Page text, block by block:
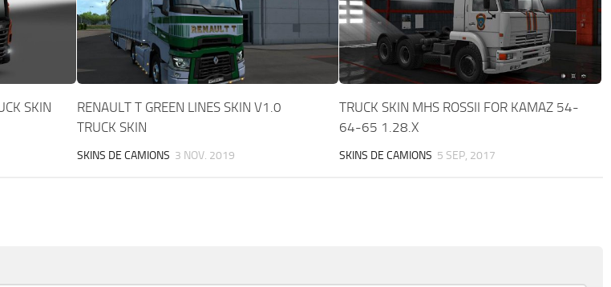
SKIN
RENAULT T GREEN LINES SKIN V1.0
TRUCK SKIN
SKINS DE CAMIONS 3 NOV. 2019
TRUCK SKIN MHS ROSSII FOR KAMAZ 54-
64-65 1.28.X
SKINS DE CAMIONS 5 SEP, 2017